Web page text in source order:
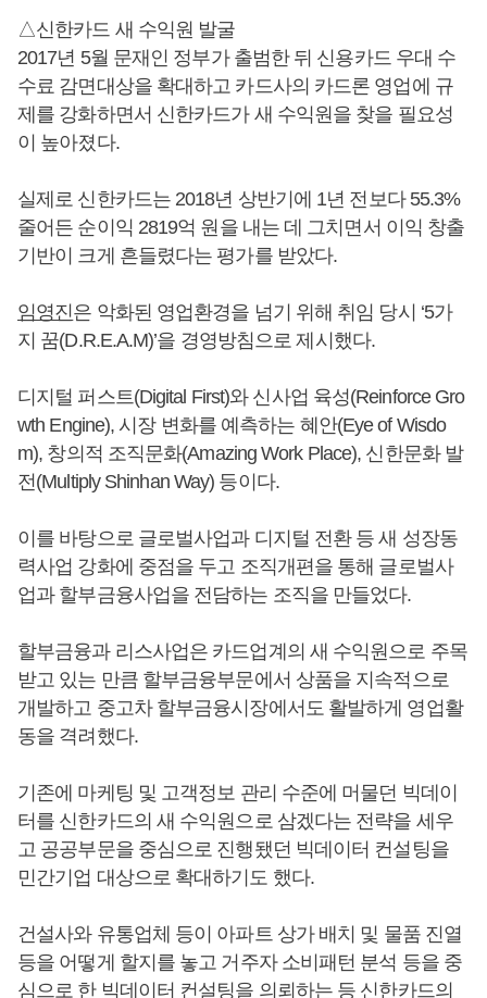
△신한카드 새 수익원 발굴
2017년 5월 문재인 정부가 출범한 뒤 신용카드 우대 수
수료 감면대상을 확대하고 카드사의 카드론 영업에 규
제를 강화하면서 신한카드가 새 수익원을 찾을 필요성
이 높아졌다.
실제로 신한카드는 2018년 상반기에 1년 전보다 55.3%
줄어든 순이익 2819억 원을 내는 데 그치면서 이익 창출
기반이 크게 흔들렸다는 평가를 받았다.
임영진은 악화된 영업환경을 넘기 위해 취임 당시 ‘5가
지 꿈(D.R.E.A.M)’을 경영방침으로 제시했다.
디지털 퍼스트(Digital First)와 신사업 육성(Reinforce Gro
wth Engine), 시장 변화를 예측하는 혜안(Eye of Wisdo
m), 창의적 조직문화(Amazing Work Place), 신한문화 발
전(Multiply Shinhan Way) 등이다.
이를 바탕으로 글로벌사업과 디지털 전환 등 새 성장동
력사업 강화에 중점을 두고 조직개편을 통해 글로벌사
업과 할부금융사업을 전담하는 조직을 만들었다.
할부금융과 리스사업은 카드업계의 새 수익원으로 주목
받고 있는 만큼 할부금융부문에서 상품을 지속적으로
개발하고 중고차 할부금융시장에서도 활발하게 영업활
동을 격려했다.
기존에 마케팅 및 고객정보 관리 수준에 머물던 빅데이
터를 신한카드의 새 수익원으로 삼겠다는 전략을 세우
고 공공부문을 중심으로 진행됐던 빅데이터 컨설팅을
민간기업 대상으로 확대하기도 했다.
건설사와 유통업체 등이 아파트 상가 배치 및 물품 진열
등을 어떻게 할지를 놓고 거주자 소비패턴 분석 등을 중
심으로 한 빅데이터 컨설팅을 의뢰하는 등 신한카드의